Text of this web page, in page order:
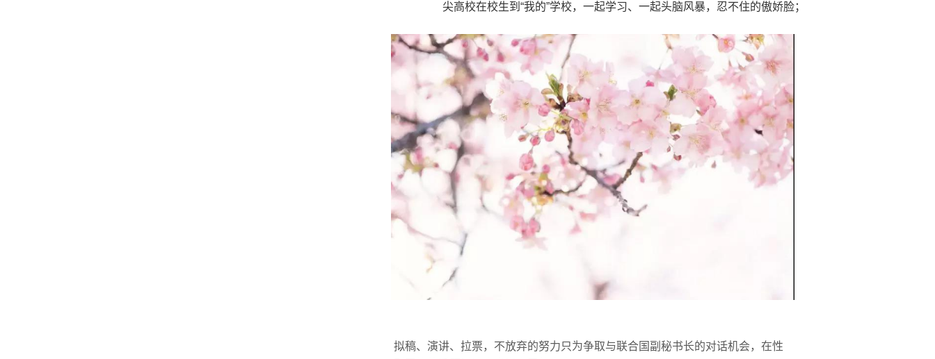
尖高校在校生到“我的”学校，一起学习、一起头脑风暴，忍不住的傲娇脸；
拟稿、演讲、拉票，不放弃的努力只为争取与联合国副秘书长的对话机会，在性